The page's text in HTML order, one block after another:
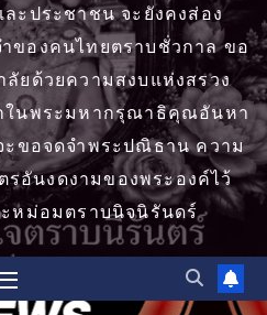
ะประชาชน จะยังคงส่อง
ของคนไทยตราบชั่วกาล ขอ
ลัยด้วยความสงบแห่งสรวง
ในพระมหากรุณาธิคุณอันหา
ะขอจดจำพระปณิธาน ความ
รอันงดงามของพระองค์ไว้
ะหม่อมตราบนิจนิรันดร์